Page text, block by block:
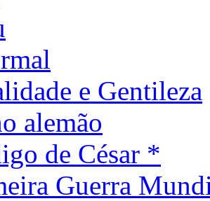
e Gentileza
alemão
de César *
Guerra